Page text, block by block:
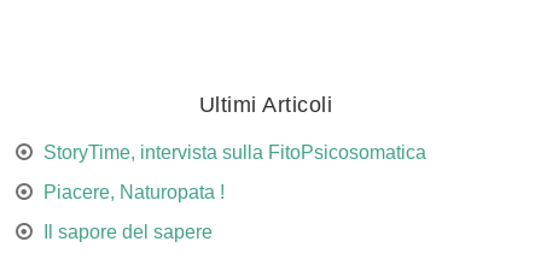
Ultimi Articoli
StoryTime, intervista sulla FitoPsicosomatica
Piacere, Naturopata !
Il sapore del sapere